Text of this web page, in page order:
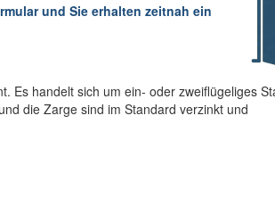
und Sie erhalten zeitnah ein
Es handelt sich um ein- oder zweiflügeliges
die Zarge sind im Standard verzinkt und